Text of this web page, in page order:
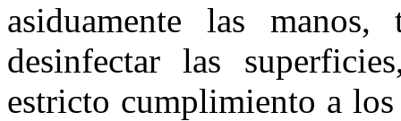
asiduamente las
desinfectar las
estricto cumplimiento a